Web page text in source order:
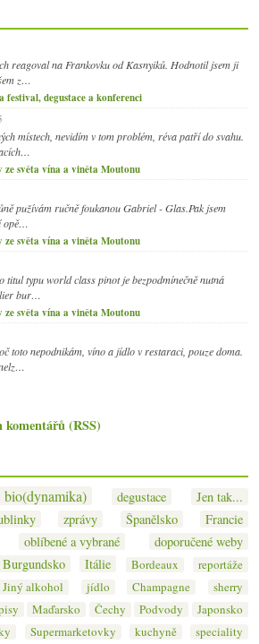
reagoval na Frankovku od Kasnyiků. Hodnotil jsem ji
z…
degustace a konferenci
místech, nevidím v tom problém, réva patří do svahu.
světa vína a viněta Moutonu
pužívám ručně foukanou Gabriel - Glas.Pak jsem
opě…
světa vína a viněta Moutonu
titul typu world class pinot je bezpodmínečně nutná
bur…
světa vína a viněta Moutonu
toto nepodnikám, víno a jídlo v restaraci, pouze doma.
(RSS)
bio(dynamika) degustace
Jen tak...
zprávy Španělsko
Francie
oblíbené a vybrané
doporučené weby
Burgundsko Itálie Bordeaux
reportáže
Jiný alkohol jídlo Champagne
sherry
Maďarsko Čechy Podvody
Japonsko
Supermarketovky kuchyně speciality